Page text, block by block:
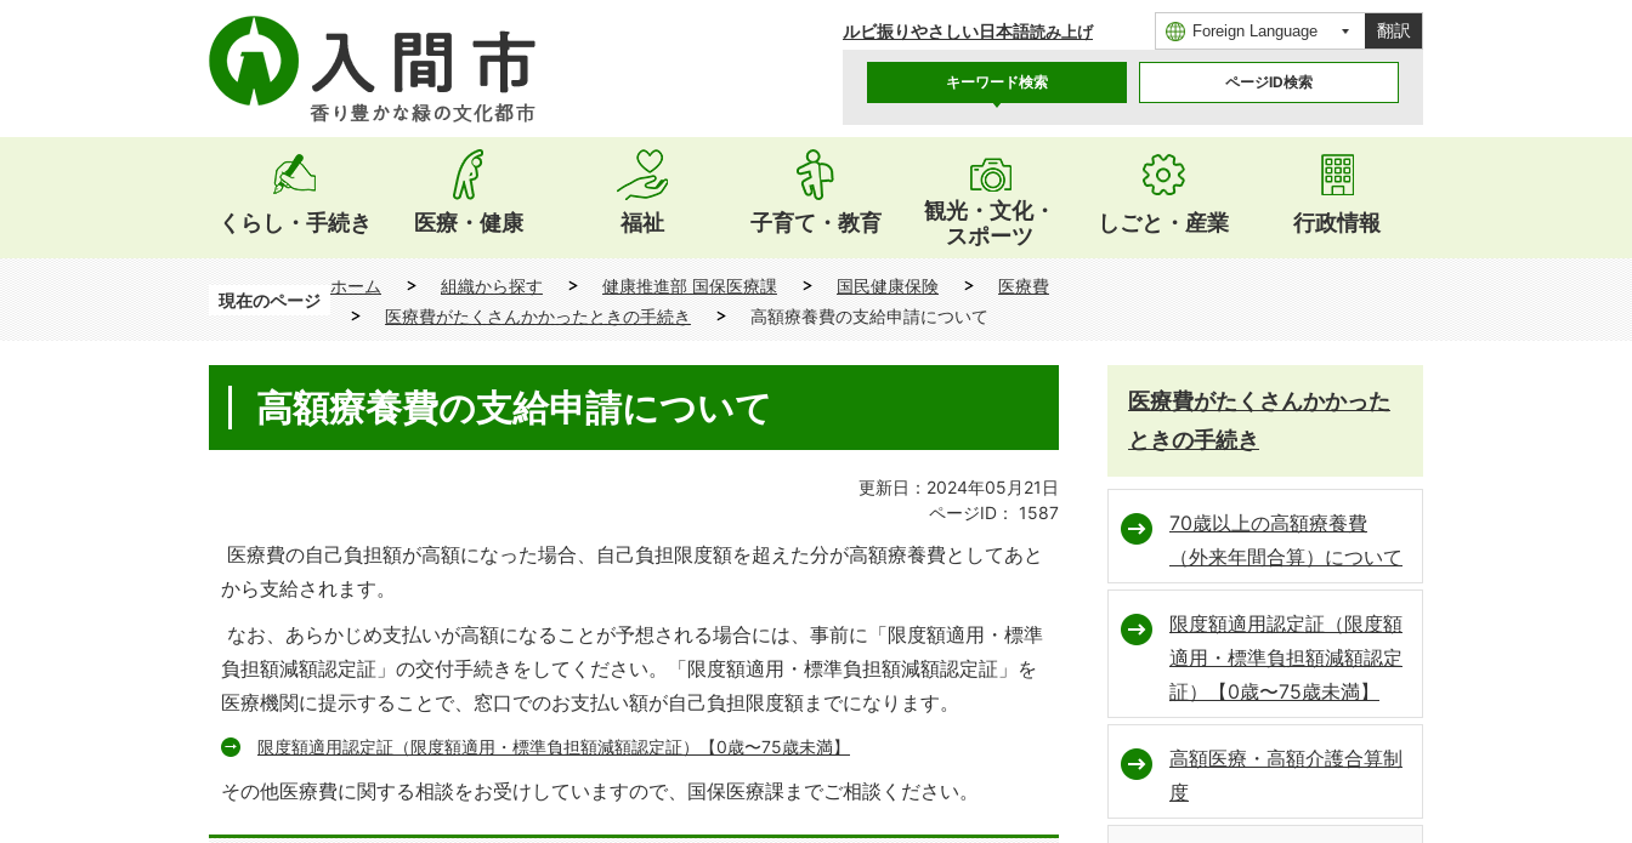
ルビ振りやさしい日本語読み上げ 翻訳
キーワード検索 ページID検索
くらし・手続き 医療・健康 福祉 子育て・教育
観光・文化・
スポーツ
しごと・産業 行政情報
現在のページ
ホーム 組織から探す 健康推進部 国保医療課 国民健康保険
医療費
医療費がたくさんかかったときの手続き
高額療養費の支給申請について
高額療養費の支給申請について
更新日：2024年05月21日
ページID：
1587
医療費の自己負担額が高額になった場合、自己負担限度額を超えた分が高額療養費としてあと
から支給されます。
なお、あらかじめ支払いが高額になることが予想される場合には、事前に「限度額適用・標準
負担額減額認定証」の交付手続きをしてください。「限度額適用・標準負担額減額認定証」を
医療機関に提示することで、窓口でのお支払い額が自己負担限度額までになります。
限度額適用認定証（限度額適用・標準負担額減額認定証）【0歳〜75歳未満】
その他医療費に関する相談をお受けしていますので、国保医療課までご相談ください。
医療費がたくさんかかった
ときの手続き
70歳以上の高額療養費
（外来年間合算）について
限度額適用認定証（限度額
適用・標準負担額減額認定
証）【0歳〜75歳未満】
高額医療・高額介護合算制
度